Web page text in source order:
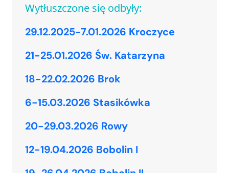
Wytłuszczone się odbyły:
29.12.2025-7.01.2026 Kroczyce
21-25.01.2026 Św. Katarzyna
18-22.02.2026 Brok
6-15.03.2026 Stasikówka
20-29.03.2026 Rowy
12-19.04.2026 Bobolin I